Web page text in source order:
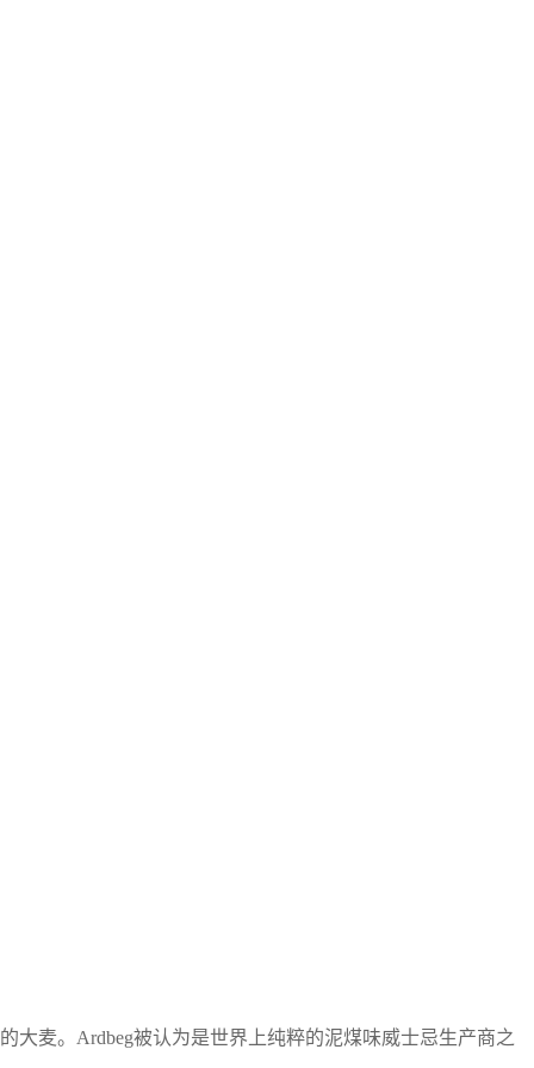
大麦。Ardbeg被认为是世界上纯粹的泥煤味威士忌生产商之